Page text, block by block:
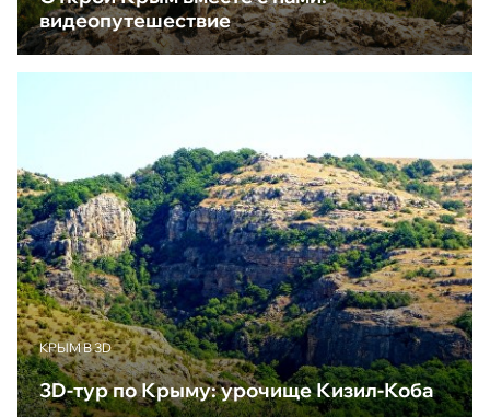
видеопутешествие
КРЫМ В 3D
3D-тур по Крыму: урочище Кизил-Коба